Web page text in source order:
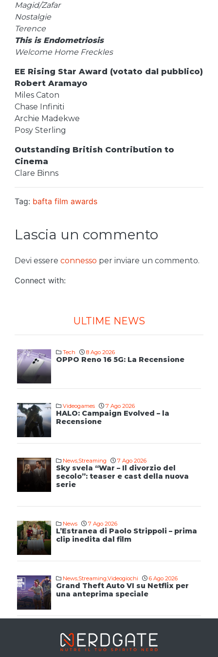
Magid/Zafar
Nostalgie
Terence
This is Endometriosis
Welcome Home Freckles
EE Rising Star Award (votato dal pubblico)
Robert Aramayo
Miles Caton
Chase Infiniti
Archie Madekwe
Posy Sterling
Outstanding British Contribution to
Cinema
Clare Binns
Tag: bafta film awards
Lascia un commento
Devi essere connesso per inviare un commento.
Connect with:
ULTIME NEWS
Tech 8 Ago 2026
OPPO Reno 16 5G: La Recensione
Videogames 7 Ago 2026
HALO: Campaign Evolved – la
Recensione
News,Streaming 7 Ago 2026
Sky svela “War – Il divorzio del
secolo”: teaser e cast della nuova
serie
News 7 Ago 2026
L’Estranea di Paolo Strippoli – prima
clip inedita dal film
News,Streaming,Videogiochi 6 Ago 2026
Grand Theft Auto VI su Netflix per
una anteprima speciale